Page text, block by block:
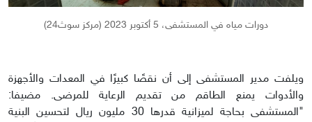
دورات مياه في المستشفى، 5 أكتوبر 2023 (مركز سوث24)
ويلفت مدير المستشفى إلى أن نقصًا كبيرًا في المعدات والأجهزة
والأدوات يمنع الطاقم من تقديم الرعاية للمرضى. مضيفا:
"المستشفى بحاجة لميزانية قدرها 30 مليون ريال لتحسين البنية